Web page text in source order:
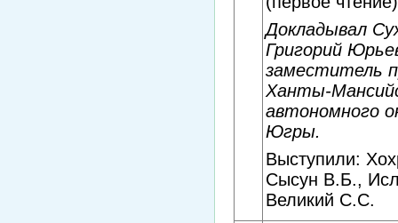
Докладывал
Григорий
заместитель
Ханты-
автономного
Югры.
Выступили:
Сысун В.Б.,
Великий С.С.